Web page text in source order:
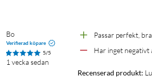
Bo
Verifierad köpare
5/5
1 vecka sedan
Passar perfekt,
Har inget negativt
Recenserad produkt: